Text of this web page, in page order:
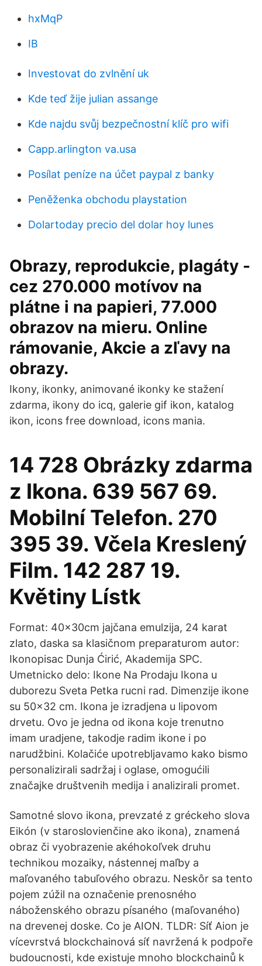
hxMqP
IB
Investovat do zvlnění uk
Kde teď žije julian assange
Kde najdu svůj bezpečnostní klíč pro wifi
Capp.arlington va.usa
Posílat peníze na účet paypal z banky
Peněženka obchodu playstation
Dolartoday precio del dolar hoy lunes
Obrazy, reprodukcie, plagáty -
cez 270.000 motívov na
plátne i na papieri, 77.000
obrazov na mieru. Online
rámovanie, Akcie a zľavy na
obrazy.
Ikony, ikonky, animované ikonky ke stažení
zdarma, ikony do icq, galerie gif ikon, katalog
ikon, icons free download, icons mania.
14 728 Obrázky zdarma
z Ikona. 639 567 69.
Mobilní Telefon. 270
395 39. Včela Kreslený
Film. 142 287 19.
Květiny Lístk
Format: 40x30cm jajčana emulzija, 24 karat
zlato, daska sa klasičnom preparaturom autor:
Ikonopisac Dunja Ćirić, Akademija SPC.
Umetnicko delo: Ikone Na Prodaju Ikona u
duborezu Sveta Petka rucni rad. Dimenzije ikone
su 50x32 cm. Ikona je izradjena u lipovom
drvetu. Ovo je jedna od ikona koje trenutno
imam uradjene, takodje radim ikone i po
narudžbini. Kolačiće upotrebljavamo kako bismo
personalizirali sadržaj i oglase, omogućili
značajke društvenih medija i analizirali promet.
Samotné slovo ikona, prevzaté z gréckeho slova
Eikón (v staroslovienčine ako ikona), znamená
obraz či vyobrazenie akéhokoľvek druhu
technikou mozaiky, nástennej maľby a
maľovaného tabuľového obrazu. Neskôr sa tento
pojem zúžil na označenie prenosného
náboženského obrazu písaného (maľovaného)
na drevenej doske. Co je AION. TLDR: Síť Aion je
vícevrstvá blockchainová síť navržená k podpoře
budoucnosti, kde existuje mnoho blockchainů k